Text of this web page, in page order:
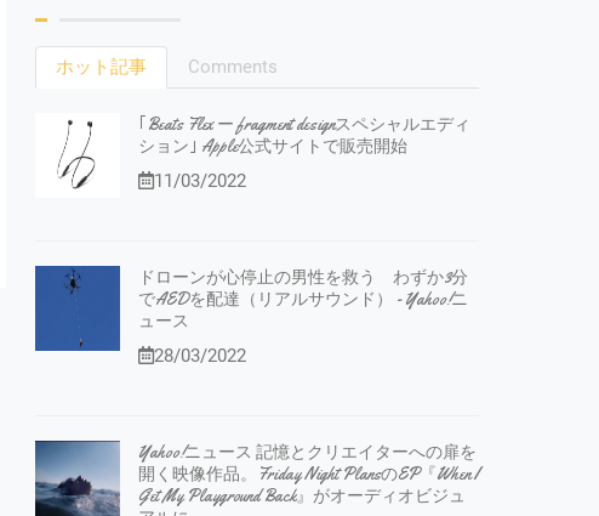
ホット記事 Comments
｢Beats Flex ー fragment designスペシャルエディ
ション｣ Apple公式サイトで販売開始
11/03/2022
ドローンが心停止の男性を救う わずか3分
でAEDを配達（リアルサウンド） - Yahoo!ニ
ュース
28/03/2022
Yahoo!ニュース 記憶とクリエイターへの扉を
開く映像作品。Friday Night PlansのEP『When I
Get My Playground Back』がオーディオビジュ